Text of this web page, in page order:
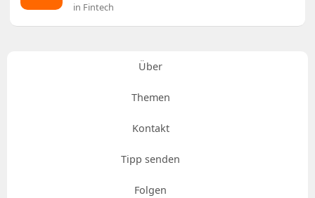
in Fintech
Über
Themen
Kontakt
Tipp senden
Folgen